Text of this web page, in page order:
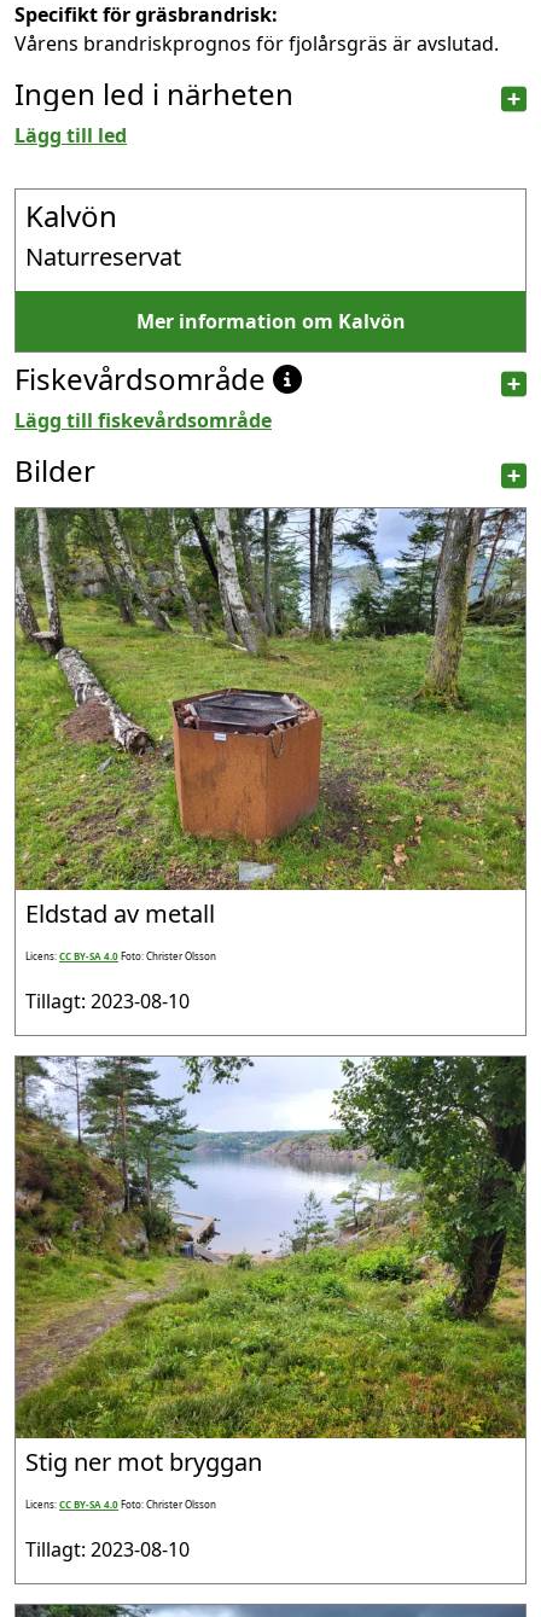
Specifikt för gräsbrandrisk:
Vårens brandriskprognos för fjolårsgräs är avslutad.
Ingen led i närheten
Lägg till led
Kalvön
Naturreservat
Mer information om Kalvön
Fiskevårdsområde
Lägg till fiskevårdsområde
Bilder
Eldstad av metall
Licens:CC BY-SA 4.0Foto: Christer Olsson
Tillagt: 2023-08-10
Stig ner mot bryggan
Licens:CC BY-SA 4.0Foto: Christer Olsson
Tillagt: 2023-08-10